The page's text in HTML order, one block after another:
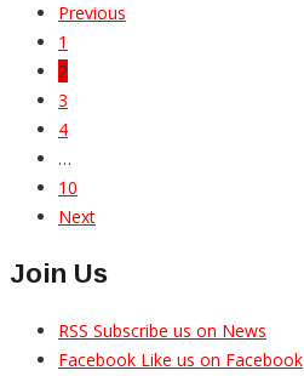
Previous
1
2
3
4
…
10
Next
Join Us
RSS Subscribe us on News
Facebook Like us on Facebook